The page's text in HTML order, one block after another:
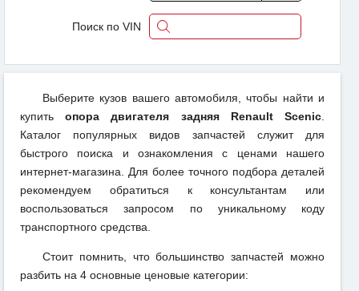
Поиск по VIN
Выберите кузов вашего автомобиля, чтобы найти и
купитьопора двигателя задняя Renault Scenic.
Каталог популярных видов запчастей служит для
быстрого поиска и ознакомления с ценами нашего
интернет-магазина. Для более точного подбора деталей
рекомендуем обратиться к консультантам или
воспользоваться запросом по уникальному коду
транспортного средства.
Стоит помнить, что большинство запчастей можно
разбить на 4 основные ценовые категории: